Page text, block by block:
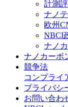
計測
ナノ
欧州
NBCI
ナノ
ナノカーボ
競争法
コンプライ
プライバシ
お問い合わ